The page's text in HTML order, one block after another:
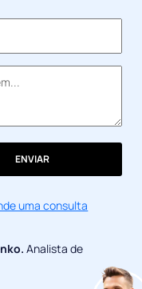
ENVIAR
uma consulta
Analista de